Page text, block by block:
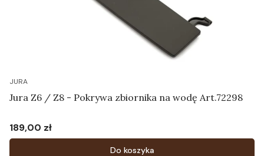
JURA
Jura Z6 / Z8 - Pokrywa zbiornika na wodę Art.72298
Cena
189,00 zł
Do koszyka